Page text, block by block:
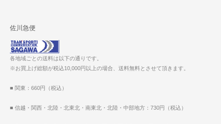
佐川急便
各地域ごとの送料は以下の通りです。
※お買上げ総額が税込10,000円以上の場合、送料無料とさせて頂きます。
■ 関東：660円（税込）
■ 信越・関西・北陸・北東北・南東北・北陸・中部地方：730円（税込）